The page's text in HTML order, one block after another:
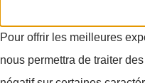
Pour offrir les meilleures
nous permettra de traiter